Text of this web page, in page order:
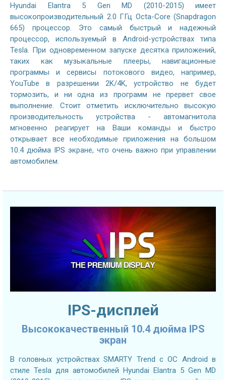
Hyundai Elantra 5 Gen MD (2010-2015) имеет
высокопроизводительный 2.0 ГГц Octa-Core (Snapdragon
665) процессор. Это самый быстрый и надежный
процессор, используемый в Android-устройствах типа
Tesla. При одновременном запуске десятка приложений,
таких как музыкальные плееры, навигационные
программы и сервисы потокового видео, например,
YouTube в разрешении 2K/4K, устройство не будет
тормозить, и ни одна из программ не прервет свое
выполнение. Стоит отметить исключительно высокую
производительность устройства - автомагнитола
мгновенно реагирует на Ваши команды и быстро
открывает все необходимые приложения на большом
10.4 дюйма IPS экране, что очень важно при управлении
автомобилем.
IPS-дисплей
Высококачественный 10.4 дюйма IPS
экран
В головных устройствах SMARTY Trend с ОС Android в
стиле Tesla для автомобилей Hyundai Elantra 5 Gen MD